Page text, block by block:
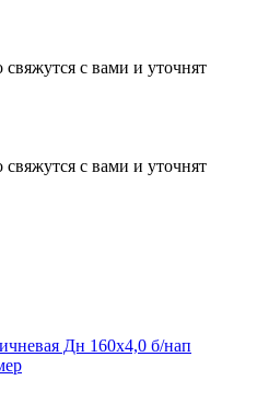
с вами и уточнят
с вами и уточнят
Дн 160х4,0 б/нап